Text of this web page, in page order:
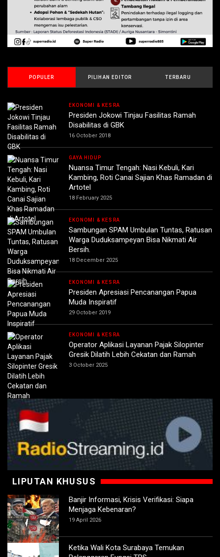
POPULER PILIHAN EDITOR TERBARU
EKONOMI & KESRA
Presiden Jokowi Tinjau Fasilitas Ramah
Disabilitas di GBK
16 October 2018
GAYA HIDUP
Nuansa Timur Tengah: Nasi Kebuli, Kari
Kambing, Roti Canai Sajian Khas Ramadan di
Artotel
18 February 2025
EKONOMI & KESRA
Sambungan SPAM Umbulan Tuntas, Ratusan
Warga Duduksampeyan Bisa Nikmati Air
Bersih.
18 December 2025
EKONOMI & KESRA
Presiden Apresiasi Pencanangan Papua
Muda Inspiratif
29 October 2019
EKONOMI & KESRA
Operator Aplikasi Layanan Pajak Silopinter
Gresik Dilatih Lebih Cekatan dan Ramah
3 October 2025
LIPUTAN KHUSUS
Banjir Informasi, Krisis Verifikasi: Siapa
Menjaga Kebenaran?
19 April 2026
Ketika Wali Kota Surabaya Temukan